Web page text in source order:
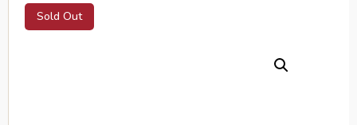
Sold Out